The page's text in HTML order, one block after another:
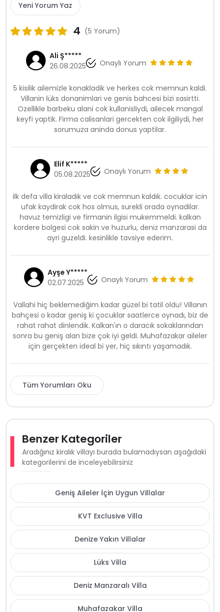
Yeni Yorum Yaz
4 (5 Yorum)
Ali Ş*****
26.08.2025
Onaylı Yorum
5 kisilik ailemizle konakladik ve herkes cok memnun kaldi.
Villanin lüks donanimlari ve genis bahcesi bizi sasirtti.
Ozellikle barbeku alani cok kullanisliydi, ailecek mangal
keyfi yaptik. Firma calisanlari gercekten cok ilgiliydi, her
sorumuza aninda donus yaptilar.
Elif K*****
05.08.2025
Onaylı Yorum
ilk defa villa kiraladık ve cok memnun kaldık. cocuklar icin
ufak kaydirak cok hos olmus, surekli orada oynadilar.
havuz temizligi ve firmanin ilgisi mukemmeldi. kalkan
kordere bolgesi cok sakin ve huzurlu, deniz manzarasi da
ayri guzeldi. kesinlikle tavsiye ederim.
Ayşe Y*****
02.07.2025
Onaylı Yorum
Vallahi hiç beklemediğim kadar güzel bi tatil oldu! Villanın
bahçesi o kadar geniş ki çocuklar saatlerce oynadı, biz de
rahat rahat dinlendik. Kalkan'ın o daracık sokaklarından
sonra bu geniş alan bize çok iyi geldi. Muhafazakar aileler
için gerçekten ideal bi yer, hiç sıkıntı yaşamadık.
Tüm Yorumları Oku
Benzer Kategoriler
Aradığınız kiralık villayı burada bulamadıysan aşağıdaki
kategorilerini de inceleyebilirsiniz
Geniş Aileler İçin Uygun Villalar
KVT Exclusive Villa
Denize Yakın Villalar
Lüks Villa
Deniz Manzaralı Villa
Muhafazakar Villa